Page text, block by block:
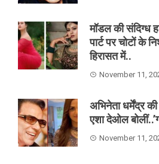
मॉडल की संदिग्ध
पार्ट पर चोटों के
हिरासत में..
November 11,
अभिनेता धर्मेंद्र
एशा देओल
November 11,